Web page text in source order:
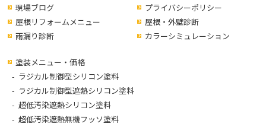
現場ブログ
プライバシーポリシー
屋根リフォームメニュー
雨漏り診断
屋根・外壁診断
カラーシミュレーション
塗装メニュー・価格
ラジカル制御型シリコン塗料
ラジカル制御型遮熱シリコン塗料
超低汚染遮熱シリコン塗料
超低汚染遮熱無機フッソ塗料